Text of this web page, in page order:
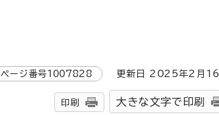
ページ番号1007828 更新日 2025年2月 16
印刷 大きな文字で印刷